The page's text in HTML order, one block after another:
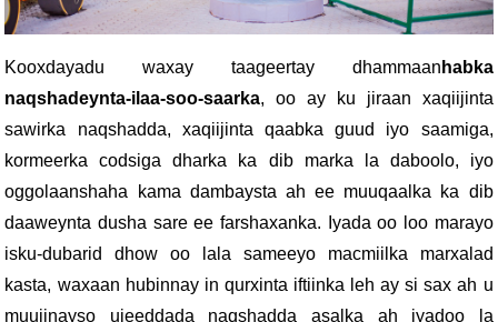
Kooxdayadu waxay taageertay dhammaan habka
naqshadeynta-ilaa-soo-saarka, oo ay ku jiraan xaqiijinta
sawirka naqshadda, xaqiijinta qaabka guud iyo saamiga,
kormeerka codsiga dharka ka dib marka la daboolo, iyo
oggolaanshaha kama dambaysta ah ee muuqaalka ka dib
daaweynta dusha sare ee farshaxanka. Iyada oo loo marayo
isku-dubarid dhow oo lala sameeyo macmiilka marxalad
kasta, waxaan hubinnay in qurxinta iftiinka leh ay si sax ah u
muujinayso ujeeddada naqshadda asalka ah iyadoo la